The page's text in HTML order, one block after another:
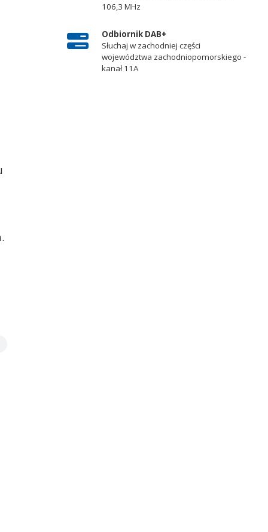
106,3 MHz
Odbiornik DAB+
Słuchaj w zachodniej części
województwa zachodniopomorskiego -
kanał 11A